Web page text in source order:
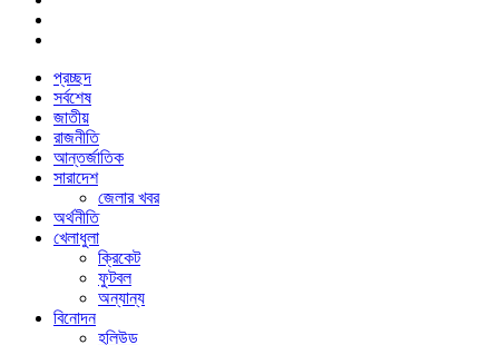
প্রচ্ছদ
সর্বশেষ
জাতীয়
রাজনীতি
আন্তর্জাতিক
সারাদেশ
জেলার খবর
অর্থনীতি
খেলাধুলা
ক্রিকেট
ফুটবল
অন্যান্য
বিনোদন
হলিউড